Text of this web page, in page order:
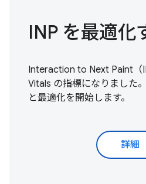
INP を最適化
Interaction to Next Paint（
Vitals の指標になりました
と最適化を開始します。
詳細